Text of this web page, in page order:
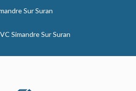
Sur Suran
Simandre Sur Suran